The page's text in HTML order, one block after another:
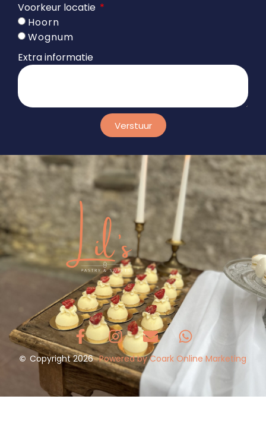
Voorkeur locatie
Hoorn
Wognum
Extra informatie
Verstuur
Copyright 2026 Powered by Coark Online Marketing